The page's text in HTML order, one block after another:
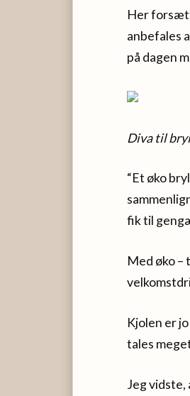
Her
anbefales
på dagen
Diva til
“Et øko
fik til
Med øko –
Kjolen er
tales
Jeg vidste,